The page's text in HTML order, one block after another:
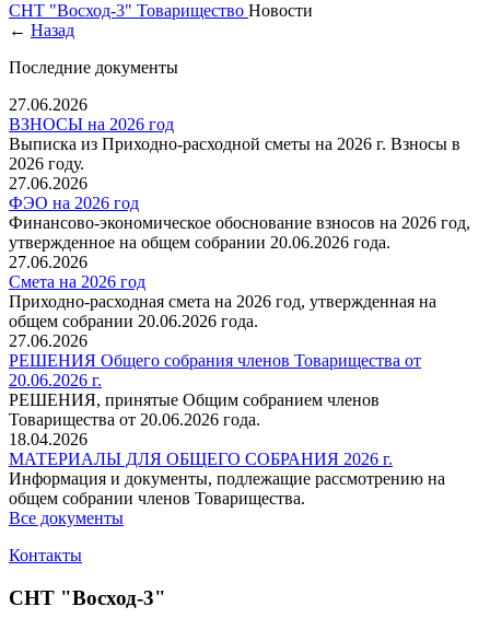
СНТ "Восход-3" Товарищество Новости
← Назад
Последние документы
27.06.2026
ВЗНОСЫ на 2026 год
Выписка из Приходно-расходной сметы на 2026 г. Взносы в
2026 году.
27.06.2026
ФЭО на 2026 год
Финансово-экономическое обоснование взносов на 2026 год,
утвержденное на общем собрании 20.06.2026 года.
27.06.2026
Смета на 2026 год
Приходно-расходная смета на 2026 год, утвержденная на
общем собрании 20.06.2026 года.
27.06.2026
РЕШЕНИЯ Общего собрания членов Товарищества от
20.06.2026 г.
РЕШЕНИЯ, принятые Общим собранием членов
Товарищества от 20.06.2026 года.
18.04.2026
МАТЕРИАЛЫ ДЛЯ ОБЩЕГО СОБРАНИЯ 2026 г.
Информация и документы, подлежащие рассмотрению на
общем собрании членов Товарищества.
Все документы
Контакты
СНТ "Восход-3"